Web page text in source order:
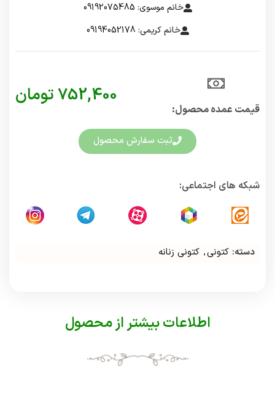
خانم موسوی: 09192075485
خانم کریمی: 09194052178
قیمت عمده محصول:​
752,400تومان
ثبت سفارش محصول
شبکه های اجتماعی:
دسته: کتونی, کتونی زنانه
اطلاعات بیشتر از محصول